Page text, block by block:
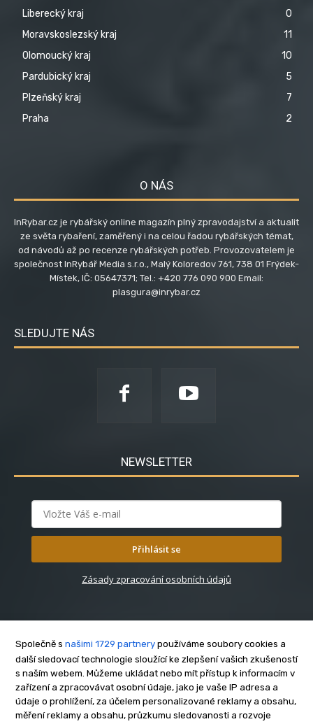
Liberecký kraj
0
Moravskoslezský kraj
11
Olomoucký kraj
10
Pardubický kraj
5
Plzeňský kraj
7
Praha
2
O NÁS
InRybar.cz je rybářský online magazín plný zpravodajství a aktualit
ze světa rybaření, zaměřený i na celou řadou rybářských témat,
od návodů až po recenze rybářských potřeb. Provozovatelem je
společnost InRybář Media s.r.o., Malý Koloredov 761, 738 01 Frýdek-
Místek, IČ: 05647371; Tel.: +420 776 090 900 Email:
plasgura@inrybar.cz
SLEDUJTE NÁS
NEWSLETTER
Přihlásit se
Zásady zpracování osobních údajů
O nás
Kontakt
Reklama
Společně s našimi 1729 partnery používáme soubory cookies a
další sledovací technologie sloužící ke zlepšení vašich zkušeností
s naším webem. Můžeme ukládat nebo mít přístup k informacím v
zařízení a zpracovávat osobní údaje, jako je vaše IP adresa a
údaje o prohlížení, za účelem personalizované reklamy a obsahu,
měření reklamy a obsahu, průzkumu sledovanosti a rozvoje